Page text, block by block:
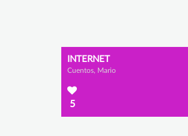
INTERNET
Cuentos, Mario
5